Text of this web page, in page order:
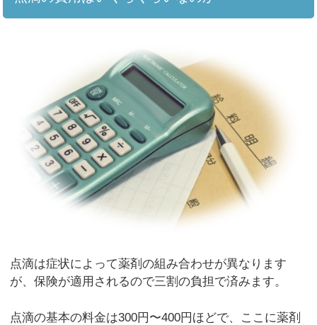
点滴は症状によって薬剤の組み合わせが異なります
が、保険が適用されるので三割の負担で済みます。
点滴の基本の料金は300円〜400円ほどで、ここに薬剤